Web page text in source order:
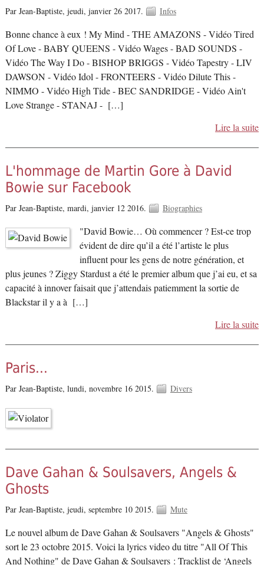
Par Jean-Baptiste, jeudi, janvier 26 2017. Infos
Bonne chance à eux ! My Mind - THE AMAZONS - Vidéo Tired
Of Love - BABY QUEENS - Vidéo Wages - BAD SOUNDS -
Vidéo The Way I Do - BISHOP BRIGGS - Vidéo Tapestry - LIV
DAWSON - Vidéo Idol - FRONTEERS - Vidéo Dilute This -
NIMMO - Vidéo High Tide - BEC SANDRIDGE - Vidéo Ain't
Love Strange - STANAJ - […]
Lire la suite
L'hommage de Martin Gore à David
Bowie sur Facebook
Par Jean-Baptiste, mardi, janvier 12 2016. Biographies
"David Bowie… Où commencer ? Est-ce trop
évident de dire qu’il a été l’artiste le plus
influent pour les gens de notre génération, et
plus jeunes ? Ziggy Stardust a été le premier album que j’ai eu, et sa
capacité à innover faisait que j’attendais patiemment la sortie de
Blackstar il y a à […]
Lire la suite
Paris...
Par Jean-Baptiste, lundi, novembre 16 2015. Divers
Dave Gahan & Soulsavers, Angels &
Ghosts
Par Jean-Baptiste, jeudi, septembre 10 2015. Mute
Le nouvel album de Dave Gahan & Soulsavers "Angels & Ghosts"
sort le 23 octobre 2015. Voici la lyrics video du titre "All Of This
And Nothing" de Dave Gahan & Soulsavers : Tracklist de ‘Angels